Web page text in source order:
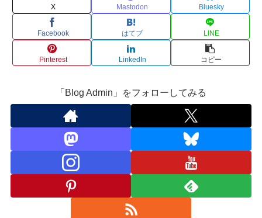
X Mastodon Bluesky
Facebook はてブ LINE
Pinterest LinkedIn コピー
「Blog Admin」をフォローしてみる